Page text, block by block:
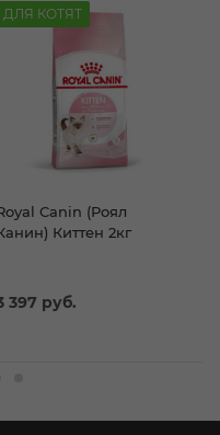
ДЛЯ КОТЯТ
Canin (Роял
Киттен 2кг
397 руб.